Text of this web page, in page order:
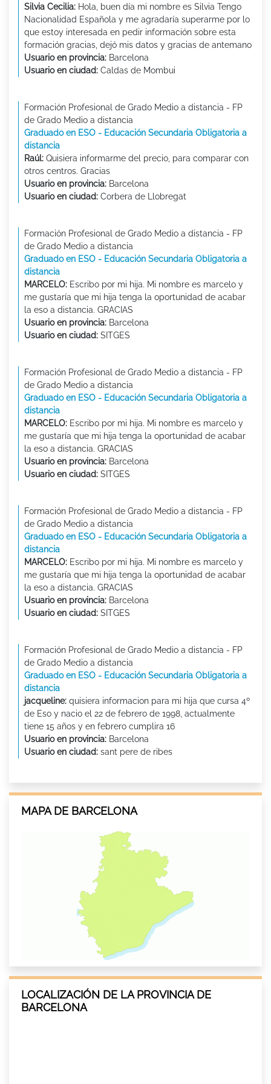
Silvia Cecilia: Hola, buen día mi nombre es Silvia Tengo
Nacionalidad Española y me agradaría superarme por lo
que estoy interesada en pedir información sobre esta
formación gracias, dejó mis datos y gracias de antemano
Usuario en provincia: Barcelona
Usuario en ciudad: Caldas de Mombui
Formación Profesional de Grado Medio a distancia - FP
de Grado Medio a distancia
Graduado en ESO - Educación Secundaria Obligatoria a
distancia
Raúl: Quisiera informarme del precio, para comparar con
otros centros. Gracias
Usuario en provincia: Barcelona
Usuario en ciudad: Corbera de Llobregat
Formación Profesional de Grado Medio a distancia - FP
de Grado Medio a distancia
Graduado en ESO - Educación Secundaria Obligatoria a
distancia
MARCELO: Escribo por mi hija. Mi nombre es marcelo y
me gustaría que mi hija tenga la oportunidad de acabar
la eso a distancia. GRACIAS
Usuario en provincia: Barcelona
Usuario en ciudad: SITGES
Formación Profesional de Grado Medio a distancia - FP
de Grado Medio a distancia
Graduado en ESO - Educación Secundaria Obligatoria a
distancia
MARCELO: Escribo por mi hija. Mi nombre es marcelo y
me gustaría que mi hija tenga la oportunidad de acabar
la eso a distancia. GRACIAS
Usuario en provincia: Barcelona
Usuario en ciudad: SITGES
Formación Profesional de Grado Medio a distancia - FP
de Grado Medio a distancia
Graduado en ESO - Educación Secundaria Obligatoria a
distancia
MARCELO: Escribo por mi hija. Mi nombre es marcelo y
me gustaría que mi hija tenga la oportunidad de acabar
la eso a distancia. GRACIAS
Usuario en provincia: Barcelona
Usuario en ciudad: SITGES
Formación Profesional de Grado Medio a distancia - FP
de Grado Medio a distancia
Graduado en ESO - Educación Secundaria Obligatoria a
distancia
jacqueline: quisiera informacion para mi hija que cursa 4º
de Eso y nacio el 22 de febrero de 1998, actualmente
tiene 15 años y en febrero cumplira 16
Usuario en provincia: Barcelona
Usuario en ciudad: sant pere de ribes
MAPA DE BARCELONA
LOCALIZACIÓN DE LA PROVINCIA DE
BARCELONA